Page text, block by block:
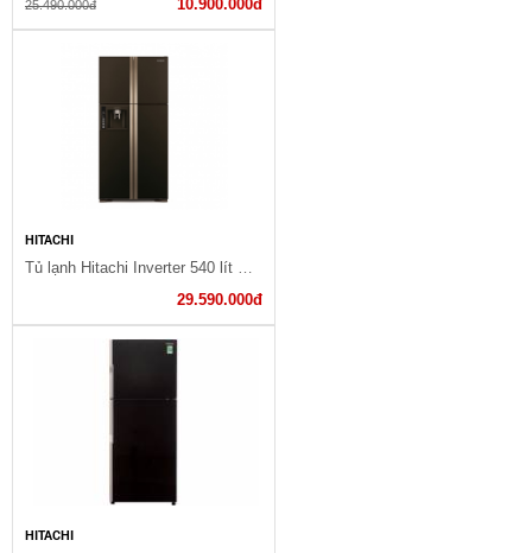
25.490.000đ 10.900.000đ
HITACHI
Tủ lạnh Hitachi Inverter 540 lít R-W660PGV3 GBW
29.590.000đ
HITACHI